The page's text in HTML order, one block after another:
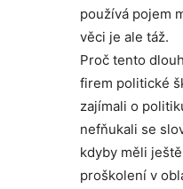
používá pojem
věci je ale táž.
Proč tento
firem politické
zajímali o
nefňukali se
kdyby měli
proškolení v